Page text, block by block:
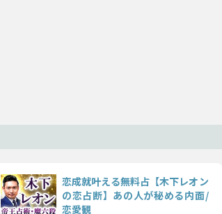
恋成就叶える無料占【木下レオン
の恋占断】あの人が秘める内面/
恋愛観